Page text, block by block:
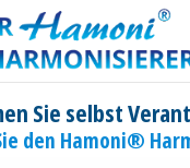
Sie selbst
den Hamoni®